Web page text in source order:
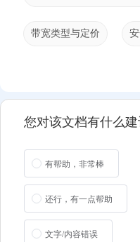
带宽类型与定价
您对该文档有什么建
有帮助，非常棒
还行，有一点帮助
文字/内容错误